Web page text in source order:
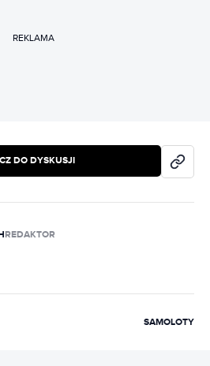
REKLAMA
DO DYSKUSJI
REDAKTOR
SAMOLOTY